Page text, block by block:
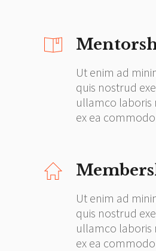
Ut enim ad
quis nostrud
ullamco laboris
ex ea
Ut enim ad
quis nostrud
ullamco laboris
ex ea